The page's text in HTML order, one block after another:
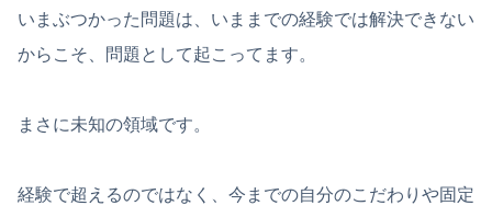
いまぶつかった問題は、いままでの経験では解決できない
からこそ、問題として起こってます。
まさに未知の領域です。
経験で超えるのではなく、今までの自分のこだわりや固定